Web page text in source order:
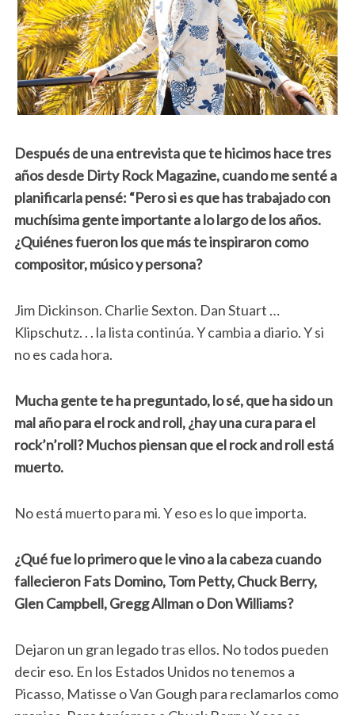
Después de una entrevista que te hicimos hace tres
años desde Dirty Rock Magazine, cuando me senté a
planificarla pensé: “Pero si es que has trabajado con
muchísima gente importante a lo largo de los años.
¿Quiénes fueron los que más te inspiraron como
compositor, músico y persona?
Jim Dickinson. Charlie Sexton. Dan Stuart …
Klipschutz. . . la lista continúa. Y cambia a diario. Y si
no es cada hora.
Mucha gente te ha preguntado, lo sé, que ha sido un
mal año para el rock and roll, ¿hay una cura para el
rock’n’roll? Muchos piensan que el rock and roll está
muerto.
No está muerto para mi. Y eso es lo que importa.
¿Qué fue lo primero que le vino a la cabeza cuando
fallecieron Fats Domino, Tom Petty, Chuck Berry,
Glen Campbell, Gregg Allman o Don Williams?
Dejaron un gran legado tras ellos. No todos pueden
decir eso. En los Estados Unidos no tenemos a
Picasso, Matisse o Van Gough para reclamarlos como